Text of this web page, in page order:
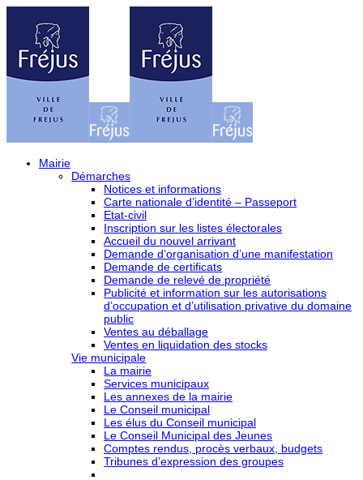
Mairie
Démarches
Notices et informations
Carte nationale d’identité – Passeport
Etat-civil
Inscription sur les listes électorales
Accueil du nouvel arrivant
Demande d’organisation d’une manifestation
Demande de certificats
Demande de relevé de propriété
Publicité et information sur les autorisations
d’occupation et d’utilisation privative du domaine
public
Ventes au déballage
Ventes en liquidation des stocks
Vie municipale
La mairie
Services municipaux
Les annexes de la mairie
Le Conseil municipal
Les élus du Conseil municipal
Le Conseil Municipal des Jeunes
Comptes rendus, procès verbaux, budgets
Tribunes d’expression des groupes